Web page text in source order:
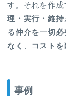
す。それを作
理・実行・維持
る仲介を一切
なく、コストを
事例